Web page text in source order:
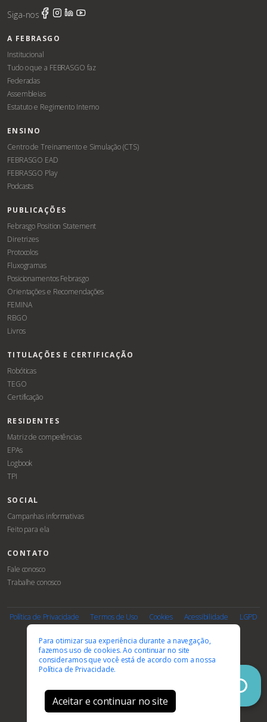
Siga-nos
A FEBRASGO
Institucional
Tudo o que a FEBRASGO faz
Federadas
Assembleias
Estatuto e Regimento Interno
ENSINO
Centro de Treinamento e Simulação (CTS)
FEBRASGO EAD
FEBRASGO Play
Podcasts
PUBLICAÇÕES
Febrasgo Position Statement
Diretrizes
Protocolos
Fluxogramas
Posicionamentos Febrasgo
Orientações e Recomendações
FEMINA
RBGO
Livros
TITULAÇÕES E CERTIFICAÇÃO
Robóticas
TEGO
Certificação
RESIDENTES
Matriz de competências
EPAs
Logbook
TPI
SOCIAL
Campanhas informativas
Feito para ela
CONTATO
Fale conosco
Trabalhe conosco
Política de Privacidade Termos de Uso Cookies Acessibilidade LGPD
PARCEIROS E AFILIAÇÕES
© 2026 FEBRASGO. Todos os direitos reservados.
Para otimizar sua experiência durante a navegação,
fazemos uso de cookies. Ao continuar no site
consideramos que você está de acordo com a nossa
Política de Privacidade.
Aceitar e continuar no site